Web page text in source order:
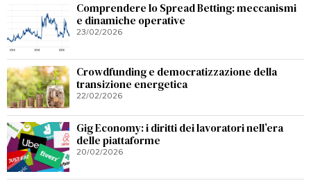
Comprendere lo Spread Betting: meccanismi
e dinamiche operative
23/02/2026
Crowdfunding e democratizzazione della
transizione energetica
22/02/2026
Gig Economy: i diritti dei lavoratori nell’era
delle piattaforme
20/02/2026